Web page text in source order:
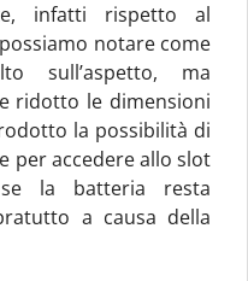
infatti rispetto al
notare come
sull’aspetto, ma
ridotto le dimensioni
la possibilità di
per accedere allo slot
la batteria resta
a causa della